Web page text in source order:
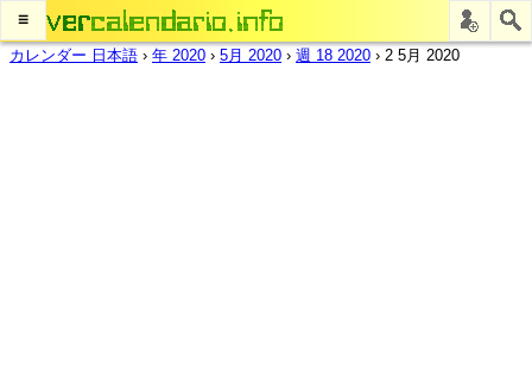
≡
カレンダー 日本語 › 年 2020 › 5月 2020 › 週 18 2020 › 2 5月 2020